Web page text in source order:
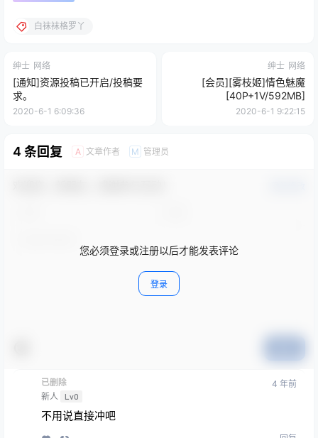
白袜袜格罗丫
绅士 网络
[通知]资源投稿已开启/投稿要
求。
2020-6-1 6:09:36
绅士 网络
[会员][雾枝姬]情色魅魔
[40P+1V/592MB]
2020-6-1 9:22:15
4 条回复 A 文章作者 M 管理员
您必须登录或注册以后才能发表评论
登录
已删除
新人 Lv0
4 年前
不用说直接冲吧